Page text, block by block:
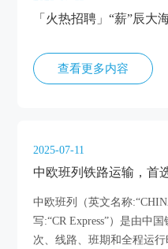
「火热招聘」“薪”辰大
查看更多内容
2025-07-11
中欧班列铁路运输，首
中欧班列（英文名称
写:“CR Express”）是由中
次、线路、班期和全程运